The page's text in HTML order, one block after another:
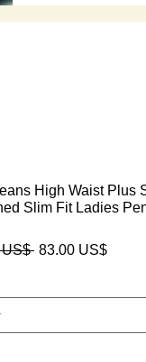
High Waist Plus
Slim Fit Ladies
US$ سعر
‏83.00 US$سعر